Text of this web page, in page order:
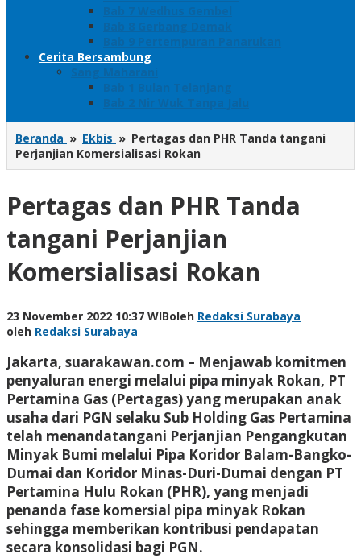
Bab 7 Wedhus Gembel
Bab 8 Gerbang Demak
Bab 9 Pertempuran Panarukan
Cerita Bersambung
Sang Maharani
Bab 1 Bulan Telanjang
Bab 2 Nir Wuk Tanpa Jalu
Beranda » Ekbis » Pertagas dan PHR Tanda tangani
Perjanjian Komersialisasi Rokan
Pertagas dan PHR Tanda
tangani Perjanjian
Komersialisasi Rokan
23 November 2022 10:37 WIBoleh Redaksi Surabaya
oleh Redaksi Surabaya
Jakarta, suarakawan.com – Menjawab komitmen
penyaluran energi melalui pipa minyak Rokan, PT
Pertamina Gas (Pertagas) yang merupakan anak
usaha dari PGN selaku Sub Holding Gas Pertamina
telah menandatangani Perjanjian Pengangkutan
Minyak Bumi melalui Pipa Koridor Balam-Bangko-
Dumai dan Koridor Minas-Duri-Dumai dengan PT
Pertamina Hulu Rokan (PHR), yang menjadi
penanda fase komersial pipa minyak Rokan
sehingga memberikan kontribusi pendapatan
secara konsolidasi bagi PGN.